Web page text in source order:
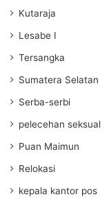
Kutaraja
Lesabe I
Tersangka
Sumatera Selatan
Serba-serbi
pelecehan seksual
Puan Maimun
Relokasi
kepala kantor pos